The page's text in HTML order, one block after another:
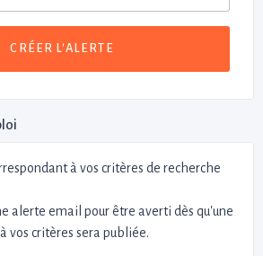
CRÉER L'ALERTE
à vos critères de recherche
alerte email pour être averti dès qu'une
vos critères sera publiée.